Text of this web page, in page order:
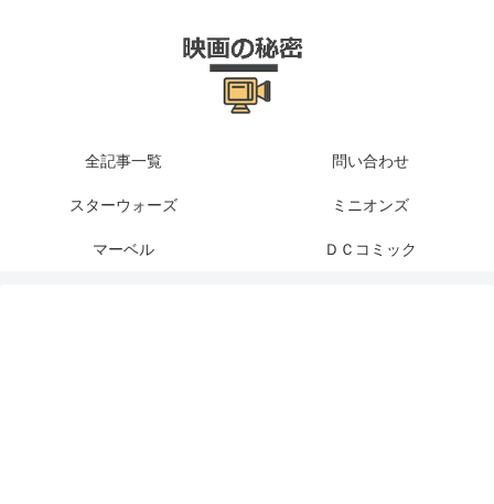
全記事一覧 問い合わせ
スターウォーズ ミニオンズ
マーベル ＤＣコミック